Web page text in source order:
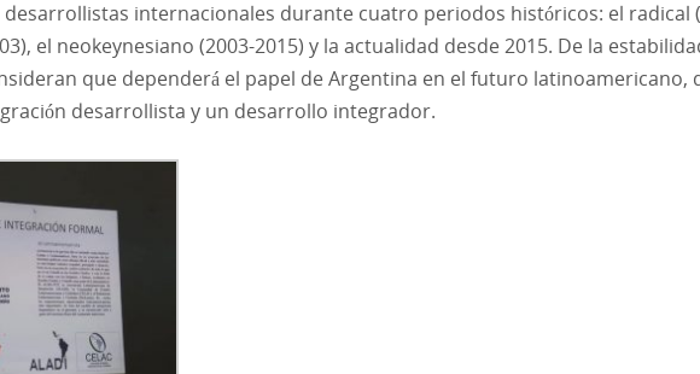
internacionales durante cuatro periodos históricos: el radical
el neokeynesiano (2003-2015) y la actualidad desde 2015. De la
que dependerá el papel de Argentina en el futuro latinoamericano,
desarrollista y un desarrollo integrador.